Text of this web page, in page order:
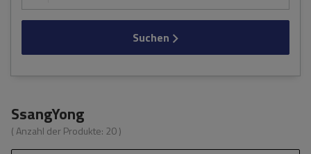
Suchen
SsangYong
( Anzahl der Produkte: 20)